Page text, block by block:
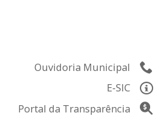
Ouvidoria Municipal
E-SIC
Portal da Transparência